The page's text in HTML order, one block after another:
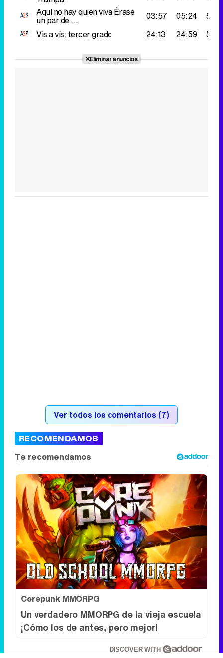
Aquí no hay quien vivaÉrase
un par de ... 03:57 05:24
Vis a vis: tercer grado
24:13 24:59
Eliminar anuncios
Ver todos los comentarios (7)
RECOMENDAMOS
Corepunk MMORPG
Un verdadero MMORPG de la vieja escuela
¡Cómo los de antes, pero mejor!
DISCOVER WITH